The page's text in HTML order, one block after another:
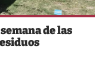
de las